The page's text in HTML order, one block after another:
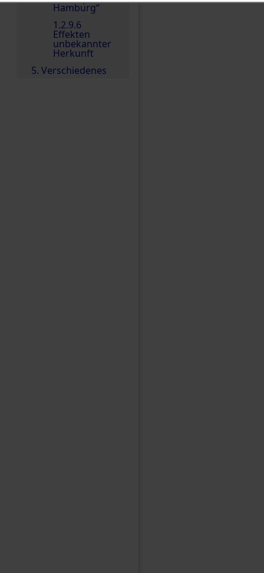
Hamburg“
1.2.9.6
Effekten
unbekannter
Herkunft
5. Verschiedenes